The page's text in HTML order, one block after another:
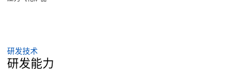
研发技术
研发能力